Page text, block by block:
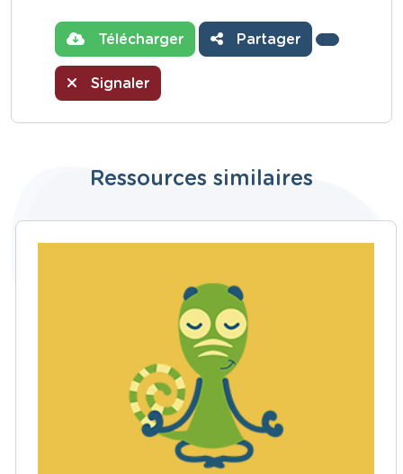
Télécharger Partager
Signaler
Ressources similaires